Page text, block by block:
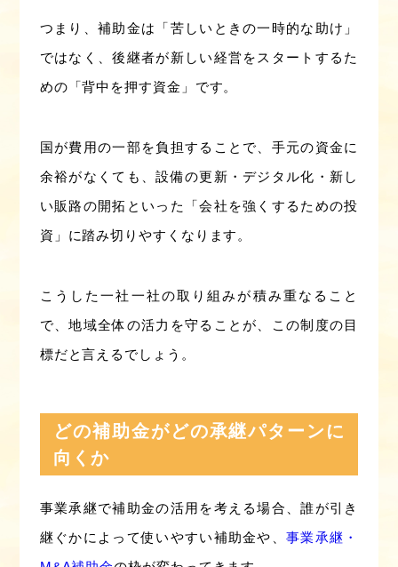
つまり、補助金は「苦しいときの一時的な助け」
ではなく、後継者が新しい経営をスタートするた
めの「背中を押す資金」です。
国が費用の一部を負担することで、手元の資金に
余裕がなくても、設備の更新・デジタル化・新し
い販路の開拓といった「会社を強くするための投
資」に踏み切りやすくなります。
こうした一社一社の取り組みが積み重なること
で、地域全体の活力を守ることが、この制度の目
標だと言えるでしょう。
どの補助金がどの承継パターンに
向くか
事業承継で補助金の活用を考える場合、誰が引き
継ぐかによって使いやすい補助金や、事業承継・